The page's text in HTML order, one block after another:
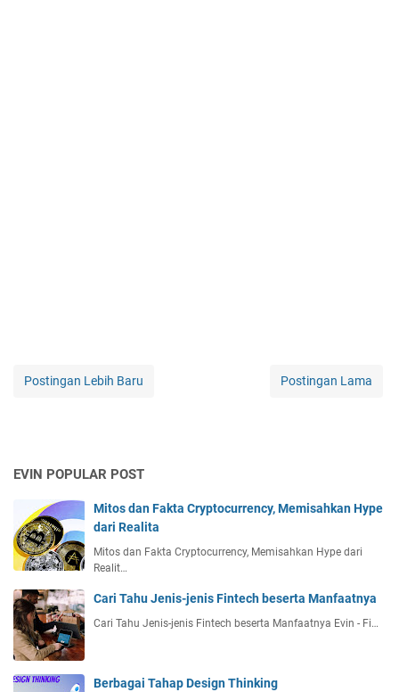
Postingan Lebih Baru Postingan Lama
EVIN POPULAR POST
Mitos dan Fakta Cryptocurrency, Memisahkan Hype
dari Realita
Mitos dan Fakta Cryptocurrency, Memisahkan Hype dari
Realit…
Cari Tahu Jenis-jenis Fintech beserta Manfaatnya
Cari Tahu Jenis-jenis Fintech beserta Manfaatnya Evin - Fi…
Berbagai Tahap Design Thinking